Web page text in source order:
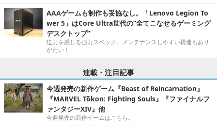
AAAゲームも制作も妥協なし。「Lenovo Legion To
wer 5」はCore Ultra世代の“全てこなせるゲーミング
デスクトップ”
迫力を感じる強力スペック。メンテナンスしやすい構造もあり
がたい！
連載・注目記事
今週発売の新作ゲーム『Beast of Reincarnation』
『MARVEL Tōkon: Fighting Souls』『ファイナルフ
ァンタジーXIV』他
今週発売の新作ゲームはこちら。